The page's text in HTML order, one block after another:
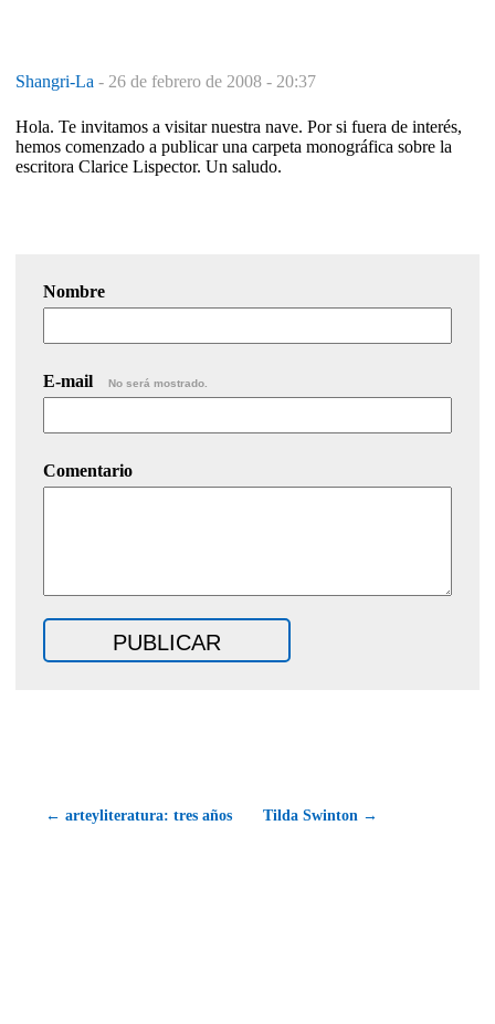
Shangri-La - 26 de febrero de 2008 - 20:37
Hola. Te invitamos a visitar nuestra nave. Por si fuera de interés,
hemos comenzado a publicar una carpeta monográfica sobre la
escritora Clarice Lispector. Un saludo.
Nombre
E-mail No será mostrado.
Comentario
← arteyliteratura: tres años Tilda Swinton →